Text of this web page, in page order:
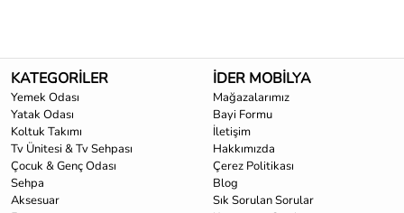
KATEGORİLER
Yemek Odası
Yatak Odası
Koltuk Takımı
Tv Ünitesi & Tv Sehpası
Çocuk & Genç Odası
Sehpa
Aksesuar
İDER MOBİLYA
Mağazalarımız
Bayi Formu
İletişim
Hakkımızda
Çerez Politikası
Blog
Sık Sorulan Sorular